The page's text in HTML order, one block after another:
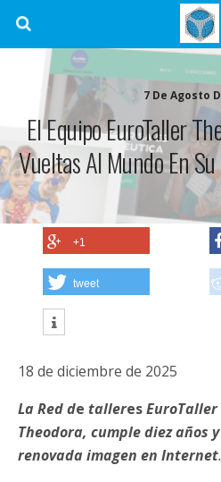
7 De Agosto
El Equipo EuroTaller
Vueltas Al Mundo En
+1
tweet
18 de diciembre de 2025
La Red de talleresEuroTaller
Theodora, cumple diez años
renovada imagen en Internet.